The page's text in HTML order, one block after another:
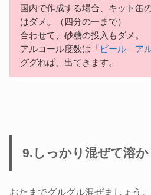
国内で作成する場合、キット缶
はダメ。（四分の一まで）
合わせて、砂糖の投入もダメ。
アルコール度数は 「ビール ア
ググれば、出てきます。
9.しっかり混ぜて溶
おたまでグルグル混ぜましょう。